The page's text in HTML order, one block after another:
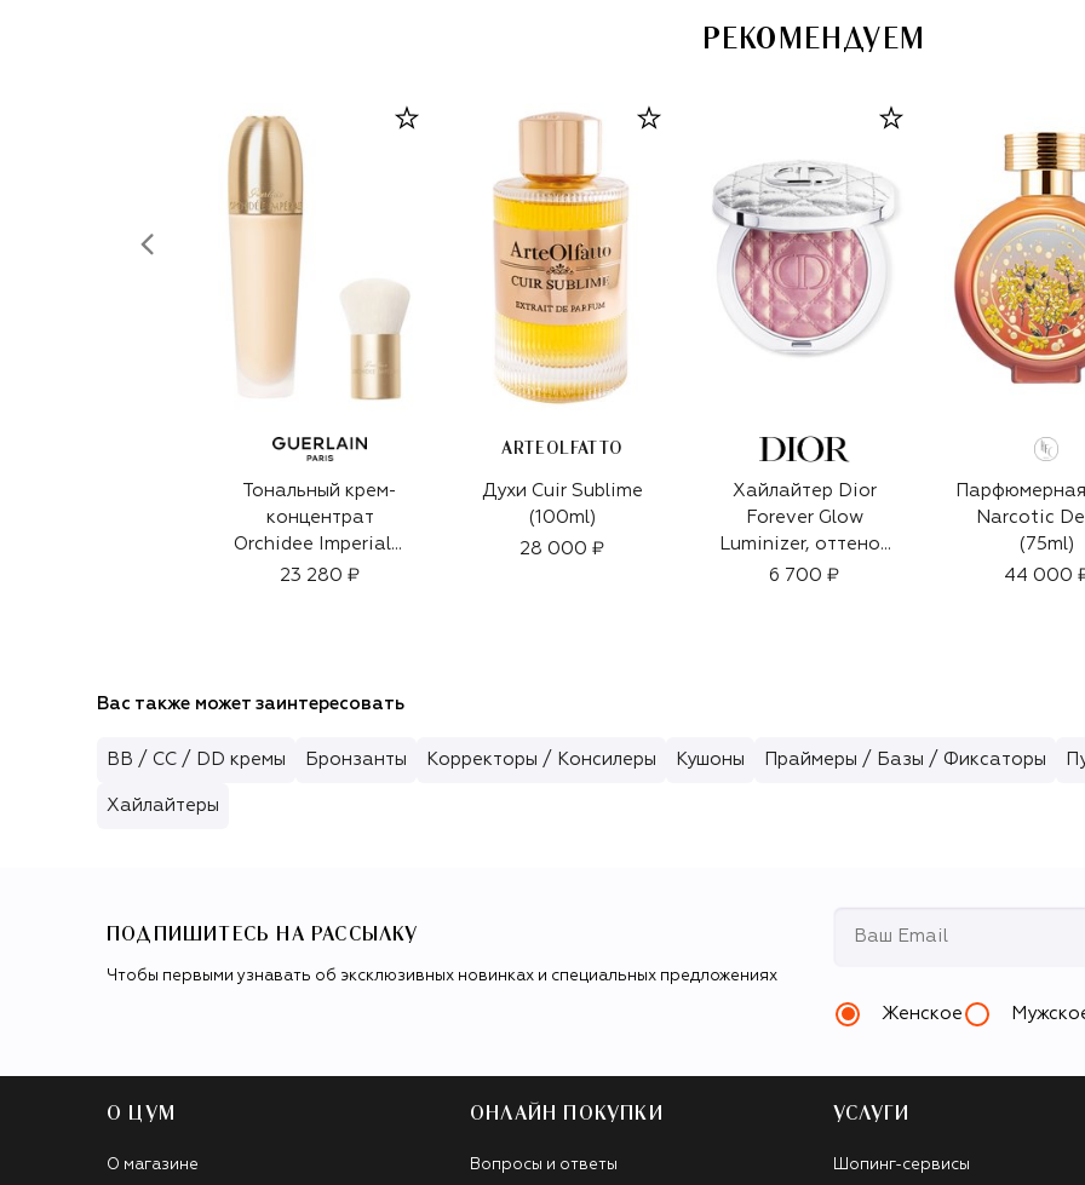
РЕКОМЕНДУЕМ
Тональный крем-
концентрат
Orchidee Imperiale,
оттенок 01N (30ml)
23 280 ₽
ARTEOLFATTO
Духи Cuir Sublime
(100ml)
28 000 ₽
Хайлайтер Dior
Forever Glow
Luminizer, оттенок
04 Pink Strobe (6g)
6 700 ₽
Narcotic
(75ml)
44 000
Вас также может заинтересовать
BB / CC / DD кремы Бронзанты Корректоры / Консилеры Кушоны Праймеры / Базы / Фиксаторы
Хайлайтеры
ПОДПИШИТЕСЬ НА РАССЫЛКУ
Чтобы первыми узнавать об эксклюзивных новинках и специальных предложениях
Женское
О ЦУМ
О магазине
ОНЛАЙН ПОКУПКИ
Вопросы и ответы
УСЛУГИ
Шопинг-сервисы